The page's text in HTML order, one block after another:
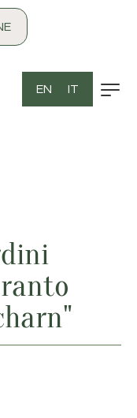
EN IT